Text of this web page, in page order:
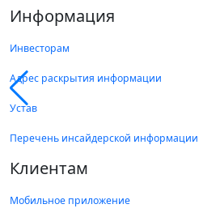
Информация
Инвесторам
Адрес раскрытия информации
Устав
Перечень инсайдерской информации
Клиентам
Мобильное приложение